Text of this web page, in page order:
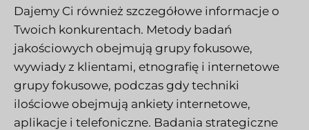
Dajemy Ci również szczegółowe informacje o
Twoich konkurentach. Metody badań
jakościowych obejmują grupy fokusowe,
wywiady z klientami, etnografię i internetowe
grupy fokusowe, podczas gdy techniki
ilościowe obejmują ankiety internetowe,
aplikacje i telefoniczne. Badania strategiczne